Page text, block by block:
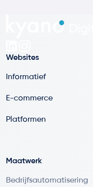
Websites
Informatief
E-commerce
Platformen
Maatwerk
Bedrijfsautomatisering